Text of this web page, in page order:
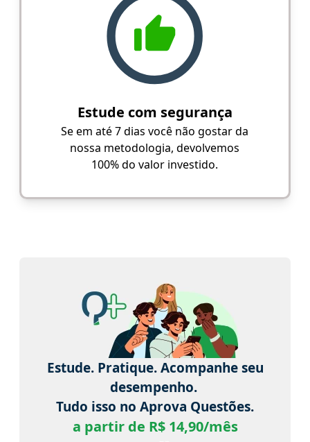
Estude com segurança
Se em até 7 dias você não gostar da
nossa metodologia, devolvemos
100% do valor investido.
Estude. Pratique. Acompanhe seu
desempenho.
Tudo isso no Aprova Questões.
a partir de R$ 14,90/mês